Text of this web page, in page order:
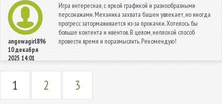
angowagirl896
10 декабря
2025 14:01
Игра интересная, с яркой графикой и разнообразными
персонажами. Механика захвата башен увлекает, но иногда
прогресс затормаживается из-за прокачки. Хотелось бы
больше контента и ивентов. В целом, неплохой способ
провести время и поразмыслить. Рекомендую!
1 2 3